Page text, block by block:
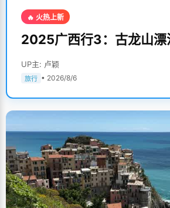
🔥 火热上新
2025广西行3：古龙山漂
UP主: 卢颖
旅行 • 2026/8/6